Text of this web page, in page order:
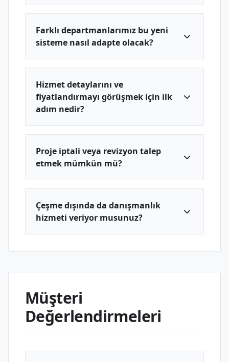
Farklı departmanlarımız bu yeni
sisteme nasıl adapte olacak?
Hizmet detaylarını ve
fiyatlandırmayı görüşmek için ilk
adım nedir?
Proje iptali veya revizyon talep
etmek mümkün mü?
Çeşme dışında da danışmanlık
hizmeti veriyor musunuz?
Müşteri
Değerlendirmeleri